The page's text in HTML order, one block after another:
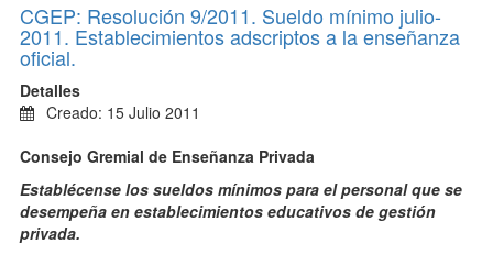
CGEP: Resolución 9/2011. Sueldo mínimo julio-
2011. Establecimientos adscriptos a la enseñanza
oficial.
Detalles
Creado: 15 Julio 2011
Consejo Gremial de Enseñanza Privada
Establécense los sueldos mínimos para el personal que se
desempeña en establecimientos educativos de gestión
privada.